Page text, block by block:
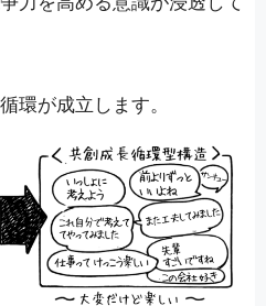
環が成立します。